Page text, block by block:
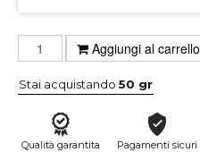
Aggiungi al carrello
Stai acquistando 50 gr
Qualità garantita Pagamenti sicuri